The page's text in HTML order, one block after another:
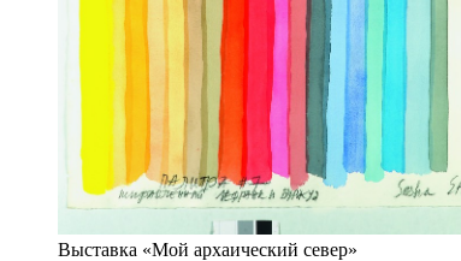
Выставка «Мой архаический север»